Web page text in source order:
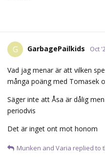
G GarbagePailkids Oct
Vad jag menar är att vilken
många poäng med Tomasek
Säger inte att Åsa är dålig
periodvis
Det är inget ont mot honom
Munken and Varia replied to